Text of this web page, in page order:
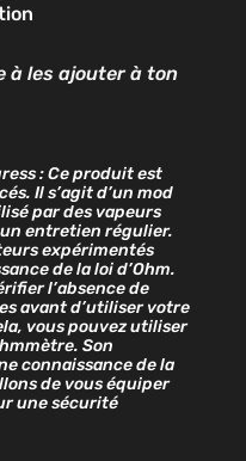
à les ajouter à ton
: Ce produit est
Il s’agit d’un mod
par des vapeurs
entretien régulier.
expérimentés
de la loi d’Ohm.
l’absence de
avant d’utiliser votre
vous pouvez utiliser
Son
connaissance de la
de vous équiper
une sécurité